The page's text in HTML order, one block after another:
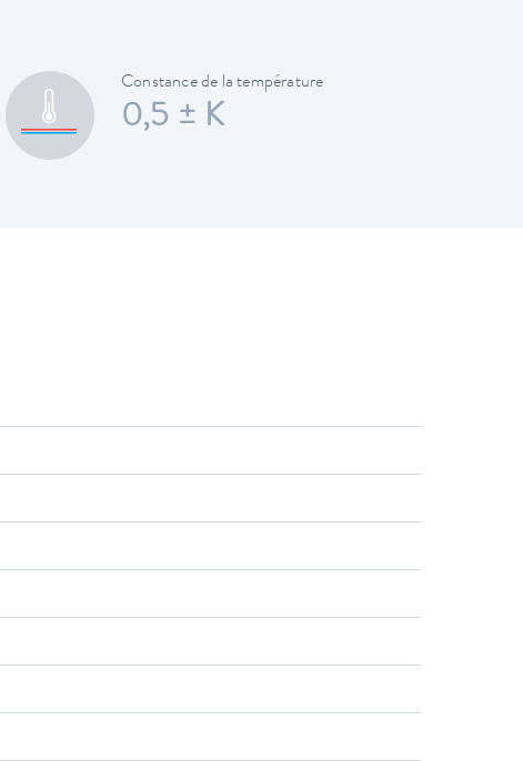
Constance de la température
0,5 ± K